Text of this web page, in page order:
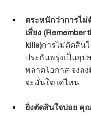
ตระหนักว่าการไ
เสี่ยง (Remember
kills)การไม่ตัดสิน
ประกันพรุ่งเป็นอุ
พลาดโอกาส จงล
จะมั่นใจแค่ไหน
ยิ่งตัดสินใจบ่อย คุ